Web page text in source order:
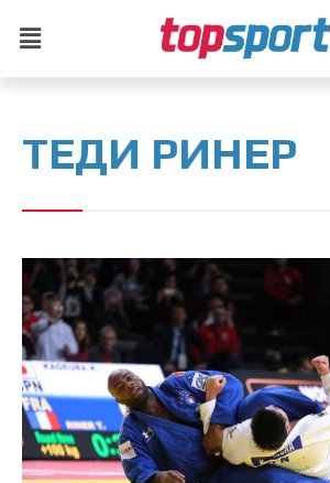
ТЕДИ РИНЕР